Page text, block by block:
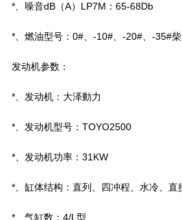
*、噪音dB（A）LP7M：65-68Db
*、燃油型号：0#、-10#、-20#、-35#
发动机参数：
*、发动机：大泽動力
*、发动机型号：TOYO2500
*、发动机功率：31KW
*、缸体结构：直列、四冲程、水冷、直
*、气缸数：4/L型